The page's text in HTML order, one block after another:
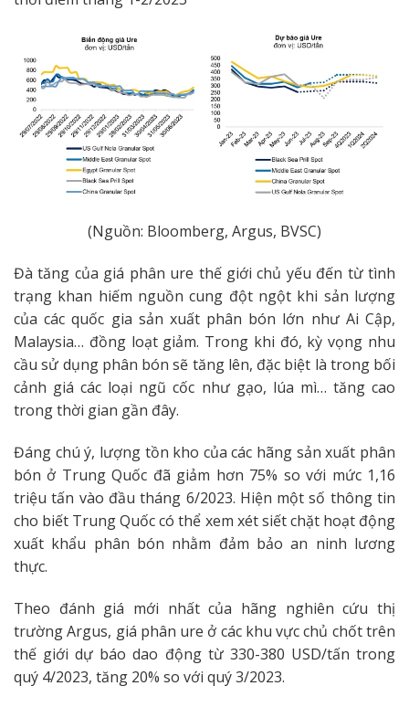
(Nguồn: Bloomberg, Argus, BVSC)
Đà tăng của giá phân ure thế giới chủ yếu đến từ tình
trạng khan hiếm nguồn cung đột ngột khi sản lượng
của các quốc gia sản xuất phân bón lớn như Ai Cập,
Malaysia… đồng loạt giảm. Trong khi đó, kỳ vọng nhu
cầu sử dụng phân bón sẽ tăng lên, đặc biệt là trong bối
cảnh giá các loại ngũ cốc như gạo, lúa mì… tăng cao
trong thời gian gần đây.
Đáng chú ý, lượng tồn kho của các hãng sản xuất phân
bón ở Trung Quốc đã giảm hơn 75% so với mức 1,16
triệu tấn vào đầu tháng 6/2023. Hiện một số thông tin
cho biết Trung Quốc có thể xem xét siết chặt hoạt động
xuất khẩu phân bón nhằm đảm bảo an ninh lương
thực.
Theo đánh giá mới nhất của hãng nghiên cứu thị
trường Argus, giá phân ure ở các khu vực chủ chốt trên
thế giới dự báo dao động từ 330-380 USD/tấn trong
quý 4/2023, tăng 20% so với quý 3/2023.